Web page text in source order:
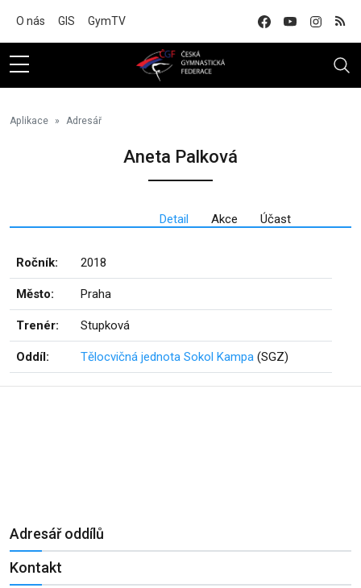
O nás GIS GymTV
Aplikace Adresář
Aneta Palková
Detail Akce Účast
Ročník: 2018
Město: Praha
Trenér: Stupková
Oddíl: Tělocvičná jednota Sokol Kampa (SGZ)
Adresář oddílů
Kontakt